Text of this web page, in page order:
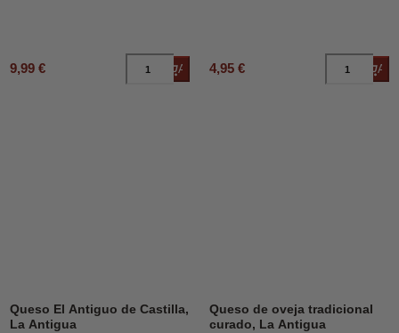
9,99 € Añadir al carrito
4,95 €
Queso El Antiguo de Castilla,
La Antigua
Queso de oveja tradicional
curado, La Antigua